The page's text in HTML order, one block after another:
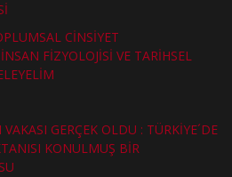
CİNSİYET
FİZYOLOJİSİ VE TARİHSEL
GERÇEK OLDU : TÜRKİYE´DE
KONULMUŞ BİR